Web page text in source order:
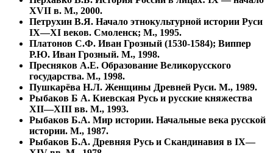
XVII в. М., 2000.
Петрухин В.Я. Начало этнокультурной истории Руси
IX—XI веков. Смоленск; М., 1995.
Платонов С.Ф. Иван Грозный (1530-1584); Виппер
Р.Ю. Иван Грозный. М., 1998.
Пресняков А.Е. Образование Великорусского
государства. М., 1998.
Пушкарёва Н.Л. Женщины Древней Руси. М., 1989.
Рыбаков Б А. Киевская Русь и русские княжества
XII—XIII вв. М., 1993.
Рыбаков Б.А. Мир истории. Начальные века русской
истории. М., 1987.
Рыбаков Б.А. Древняя Русь и Скандинавия в IX—